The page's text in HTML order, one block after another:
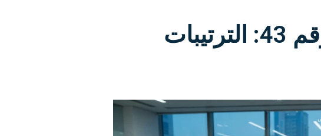
معيار المحاسبة المصري رقم 43: الترتيبات